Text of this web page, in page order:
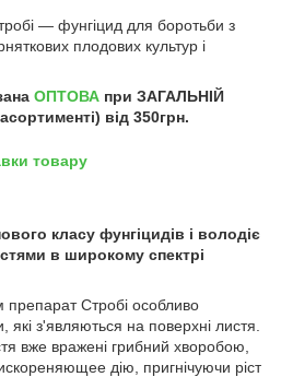
― фунгіцид для боротьби з
плодових культур і
ОПТОВАпри ЗАГАЛЬНІЙ
від 350грн.
товару
класу фунгіцидів і володіє
в широкому спектрі
Стробі особливо
які з'являються на поверхні листя.
вже вражені грибний хворобою,
дію, пригнічуючи ріст